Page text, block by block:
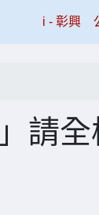
i - 彰興
請